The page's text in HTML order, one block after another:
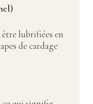
lubrifiées en
de cardage